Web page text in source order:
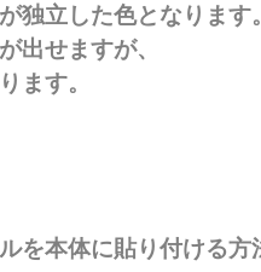
立した色となります。
出せますが、
ます。
本体に貼り付ける方